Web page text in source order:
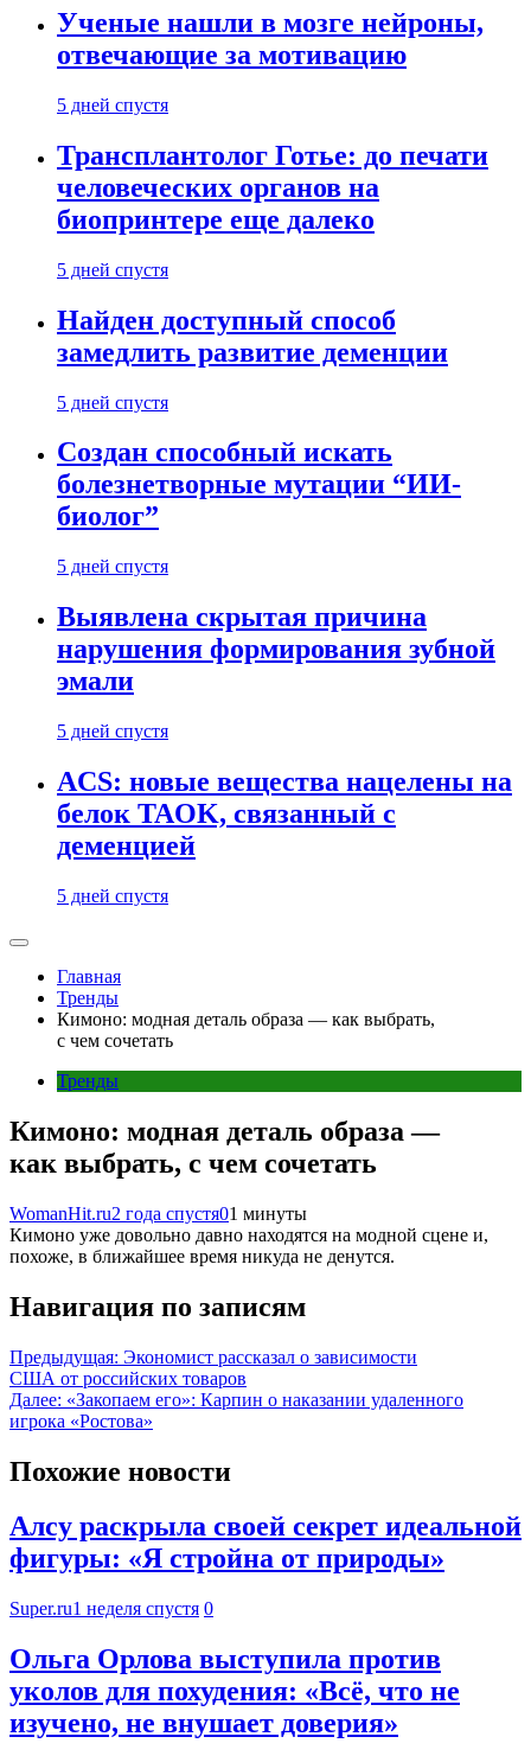
Ученые нашли в мозге нейроны,
отвечающие за мотивацию
5 дней спустя
Трансплантолог Готье: до печати
человеческих органов на
биопринтере еще далеко
5 дней спустя
Найден доступный способ
замедлить развитие деменции
5 дней спустя
Создан способный искать
болезнетворные мутации “ИИ-
биолог”
5 дней спустя
Выявлена скрытая причина
нарушения формирования зубной
эмали
5 дней спустя
ACS: новые вещества нацелены на
белок TAOK, связанный с
деменцией
5 дней спустя
Главная
Тренды
Кимоно: модная деталь образа — как выбрать,
с чем сочетать
Тренды
Кимоно: модная деталь образа —
как выбрать, с чем сочетать
WomanHit.ru2 года спустя01 минуты
Кимоно уже довольно давно находятся на модной сцене и,
похоже, в ближайшее время никуда не денутся.
Навигация по записям
Предыдущая: Экономист рассказал о зависимости
США от российских товаров
Далее: «Закопаем его»: Карпин о наказании удаленного
игрока «Ростова»
Похожие новости
Алсу раскрыла своей секрет идеальной
фигуры: «Я стройна от природы»
Super.ru1 неделя спустя 0
Ольга Орлова выступила против
уколов для похудения: «Всё, что не
изучено, не внушает доверия»